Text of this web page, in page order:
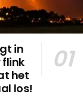
in
het
los!